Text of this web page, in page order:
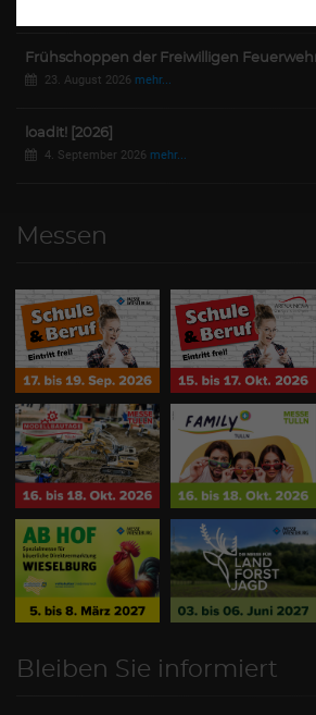
Frühschoppen der Freiwilligen
23. August 2026 mehr...
loadit! [2026]
4. September 2026 mehr...
Messen
Bleiben Sie informiert